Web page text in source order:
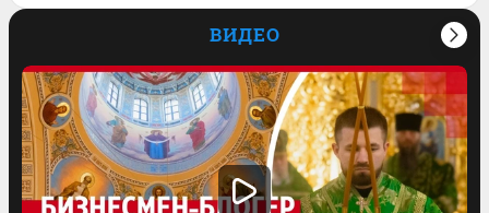
ВИДЕО